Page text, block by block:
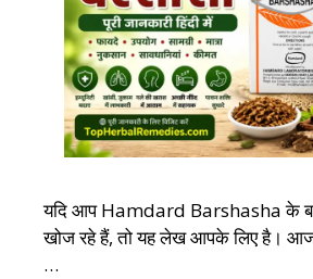
यदि आप Hamdard Barshasha के
खोज रहे हैं, तो यह लेख आपके लिए है।
…